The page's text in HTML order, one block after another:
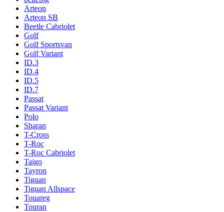
Arteon
Arteon SB
Beetle Cabriolet
Golf
Golf Sportsvan
Golf Variant
ID.3
ID.4
ID.5
ID.7
Passat
Passat Variant
Polo
Sharan
T-Cross
T-Roc
T-Roc Cabriolet
Taigo
Tayron
Tiguan
Tiguan Allspace
Touareg
Touran